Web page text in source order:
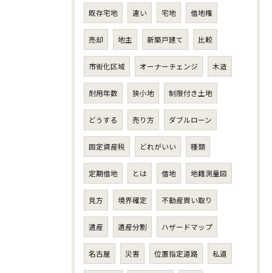
既存宅地 違い 宅地 借地権
売却 地主 新築戸建て 比較
市街化区域 オーナーチェンジ 木造
耐用年数 狭小地 制限付き土地
どうする 売り方 ダブルローン
固定資産税 どれがいい 種類
定期借地 とは 借地 地籍測量図
見方 境界確定 不動産買い取り
遺産 遺産分割 ハザードマップ
名古屋 災害 位置指定道路 私道